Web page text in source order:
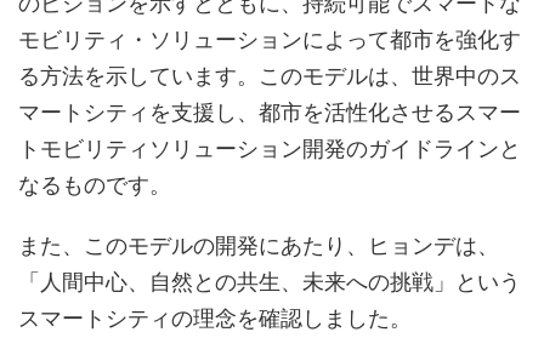
モビリティ・ソリューションによって都市を強化す
る方法を示しています。このモデルは、世界中のス
マートシティを支援し、都市を活性化させるスマー
トモビリティソリューション開発のガイドラインと
なるものです。
また、このモデルの開発にあたり、ヒョンデは、
「人間中心、自然との共生、未来への挑戦」という
スマートシティの理念を確認しました。